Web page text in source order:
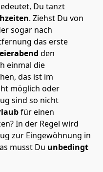
Du tanzt
. Ziehst Du von
sogar nach
das erste
den
einmal die
das ist im
möglich oder
sind so nicht
für einen
In der Regel wird
zur Eingewöhnung in
musst Du unbedingt